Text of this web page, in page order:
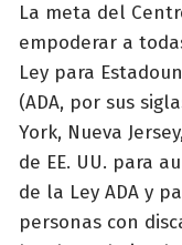
La meta del
empoderar a
Ley para
(ADA, por sus
York, Nueva
de EE. UU. para
de la Ley ADA y
personas con